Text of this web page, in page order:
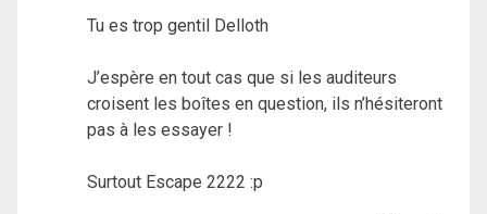
Tu es trop gentil Delloth
J’espère en tout cas que si les auditeurs
croisent les boîtes en question, ils n’hésiteront
pas à les essayer !
Surtout Escape 2222 :p